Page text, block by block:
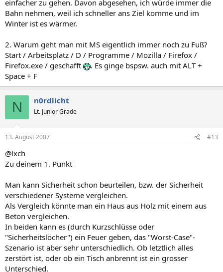
einfacher zu gehen. Davon abgesehen, ich würde immer die
Bahn nehmen, weil ich schneller ans Ziel komme und im
Winter ist es wärmer.
2. Warum geht man mit MS eigentlich immer noch zu Fuß?
Start / Arbeitsplatz / D / Programme / Mozilla / Firefox /
Firefox.exe / geschafft
. Es ginge bspsw. auch mit ALT +
Space + F
N n0rdlicht
Lt. Junior Grade
13. August 2007 #13
@lxch
Zu deinem 1. Punkt
Man kann Sicherheit schon beurteilen, bzw. der Sicherheit
verschiedener Systeme vergleichen.
Als Vergleich könnte man ein Haus aus Holz mit einem aus
Beton vergleichen.
In beiden kann es (durch Kurzschlüsse oder
"Sicherheitslöcher") ein Feuer geben, das "Worst-Case"-
Szenario ist aber sehr unterschiedlich. Ob letztlich alles
zerstört ist, oder ob ein Tisch anbrennt ist ein grosser
Unterschied.